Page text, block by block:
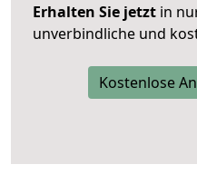
Erhalten Sie jetzt in
unverbindliche und
Kostenlose